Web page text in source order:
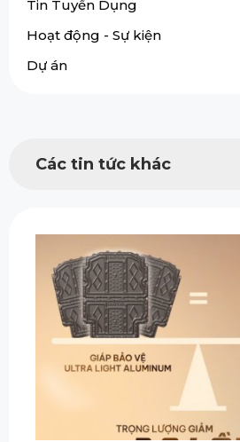
Tin Tuyển Dụng
Hoạt động - Sự kiện
Dự án
Các tin tức khác